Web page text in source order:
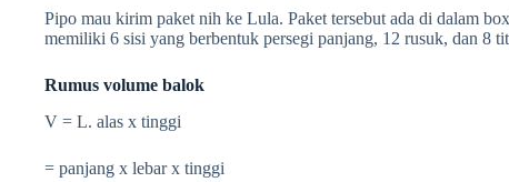
Pipo mau kirim paket nih ke Lula. Paket tersebut ada di dalam
memiliki 6 sisi yang berbentuk persegi panjang, 12 rusuk, dan 8
Rumus volume balok
V = L. alas x tinggi
= panjang x lebar x tinggi